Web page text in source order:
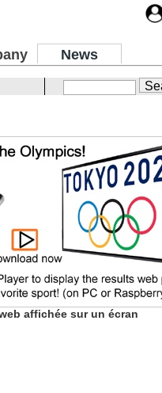
News
affichée sur un écran